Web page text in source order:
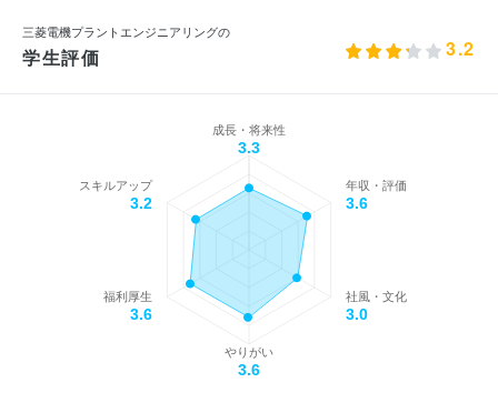
三菱電機プラントエンジニアリングの
学生評価 3.2
成長・将来性
3.3
年収・評価
3.6
社風・文化
3.0
やりがい
3.6
福利厚生
3.6
スキルアップ
3.2